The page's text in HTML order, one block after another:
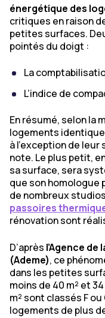
énergétique des
critiques en raison
petites surfaces.
pointés du doigt :
La
L’indice de
En résumé, selon la
logements
à l’exception de leur
note. Le plus petit,
sa surface, sera
que son homologue
de nombreux
passoires
rénovation sont
D’après l’Agence
(Ademe), ce
dans les petites
moins de 40 m² et
m² sont classés F
logements de plus